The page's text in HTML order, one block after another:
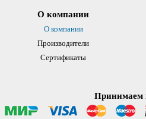
О компании
О компании
Производители
Сертификаты
Принимаем